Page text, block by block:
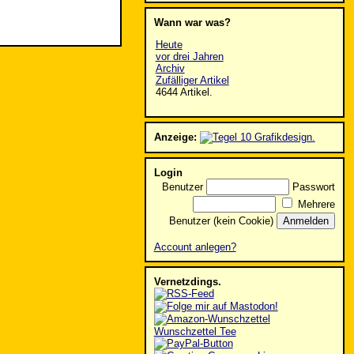
Wann war was?
Heute
vor drei Jahren
Archiv
Zufälliger Artikel
4644 Artikel.
Anzeige:
Login
Benutzer
Passwort
Mehrere
Benutzer (kein Cookie)
Account anlegen?
Vernetzdings.
Wunschzettel Tee